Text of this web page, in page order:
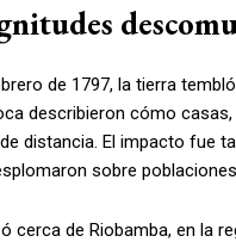
de 1797, la tierra
describieron cómo
distancia. El impacto fue
sobre
de Riobamba, en la